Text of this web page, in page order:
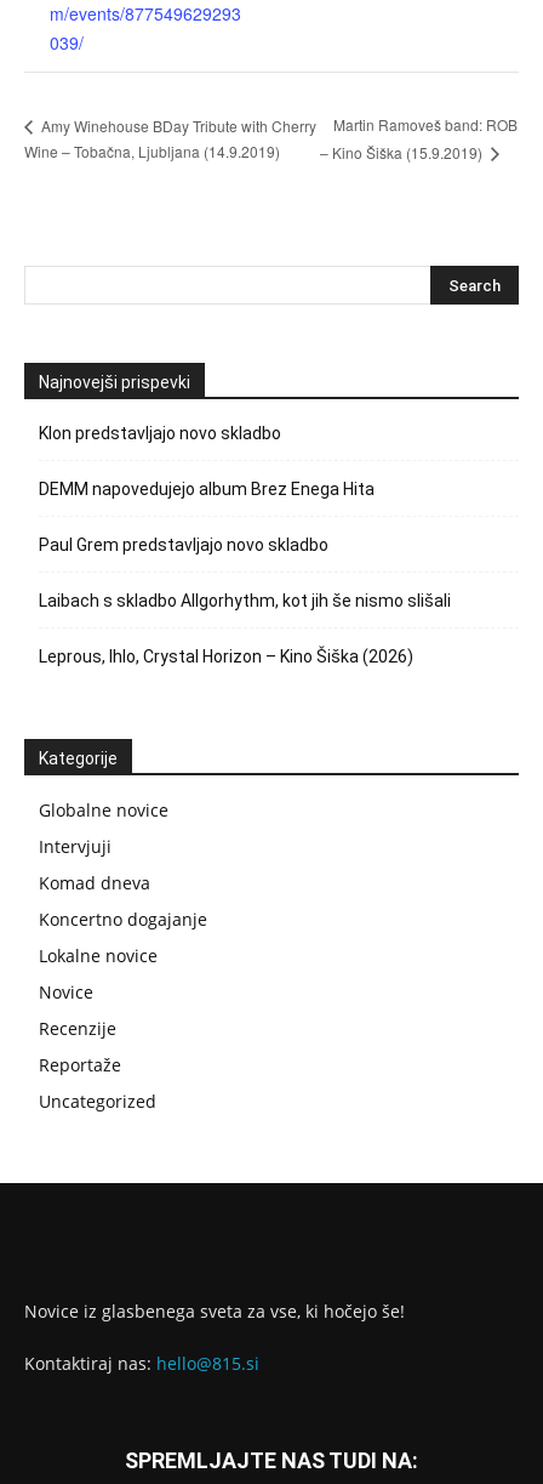
m/events/877549629293
039/
Amy Winehouse BDay Tribute with Cherry
Wine – Tobačna, Ljubljana (14.9.2019)
Martin Ramoveš band: ROB
– Kino Šiška (15.9.2019)
Najnovejši prispevki
Klon predstavljajo novo skladbo
DEMM napovedujejo album Brez Enega Hita
Paul Grem predstavljajo novo skladbo
Laibach s skladbo Allgorhythm, kot jih še nismo slišali
Leprous, Ihlo, Crystal Horizon – Kino Šiška (2026)
Kategorije
Globalne novice
Intervjuji
Komad dneva
Koncertno dogajanje
Lokalne novice
Novice
Recenzije
Reportaže
Uncategorized
Novice iz glasbenega sveta za vse, ki hočejo še!
Kontaktiraj nas: hello@815.si
SPREMLJAJTE NAS TUDI NA: